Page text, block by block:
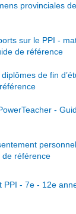
provinciales
sur le PPI -
de référence
de fin
-
de référence
PPI - 7e - 12e